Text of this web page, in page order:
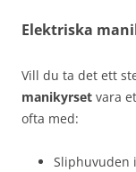
Elektriska
Vill du ta det ett
manikyrset vara
ofta med:
Sliphuvuden